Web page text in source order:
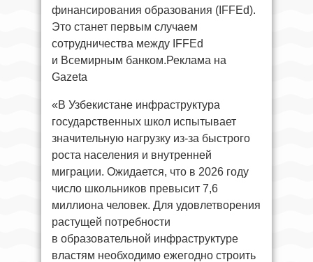
финансирования образования (IFFEd).
Это станет первым случаем
сотрудничества между IFFEd
и Всемирным банком.Реклама на
Gazeta
«В Узбекистане инфраструктура
государственных школ испытывает
значительную нагрузку из-за быстрого
роста населения и внутренней
миграции. Ожидается, что в 2026 году
число школьников превысит 7,6
миллиона человек. Для удовлетворения
растущей потребности
в образовательной инфраструктуре
властям необходимо ежегодно строить